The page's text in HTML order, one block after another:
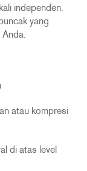
independen.
yang
atau kompresi
di atas level